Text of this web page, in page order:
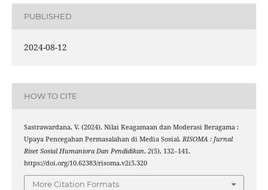
PUBLISHED
2024-08-12
HOW TO CITE
Sastrawardana, V. (2024). Nilai Keagamaan dan Moderasi Beragama :
Upaya Pencegahan Permasalahan di Media Sosial. RISOMA : Jurnal
Riset Sosial Humaniora Dan Pendidikan, 2(5), 132–141.
https://doi.org/10.62383/risoma.v2i5.320
More Citation Formats